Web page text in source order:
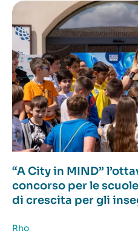
“A City in MIND”
concorso per le
di crescita per gli
Rho